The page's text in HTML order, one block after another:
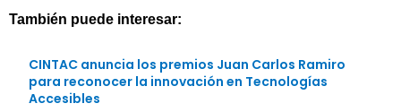
También puede interesar:
CINTAC anuncia los premios Juan Carlos Ramiro
para reconocer la innovación en Tecnologías
Accesibles